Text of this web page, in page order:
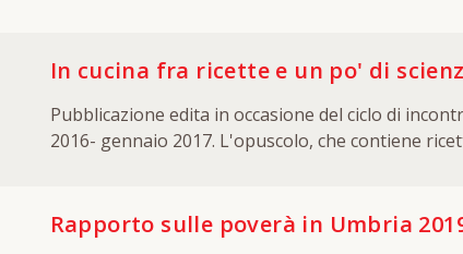
In cucina fra ricette e un po' di
Pubblicazione edita in occasione del ciclo di
2016- gennaio 2017. L'opuscolo, che contiene
Rapporto sulle poverà in Umbria